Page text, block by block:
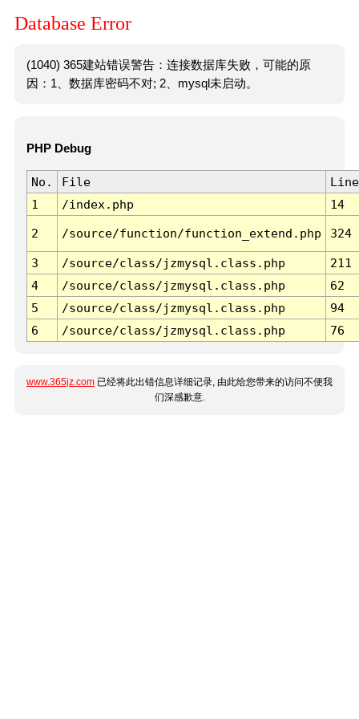
Database Error
(1040) 365建站错误警告：连接数据库失败，可能的原
因：1、数据库密码不对; 2、mysql未启动。
PHP Debug
No. File
Line
1
/index.php 14
2 /source/function/function_extend.php 324
3 /source/class/jzmysql.class.php
211
4
/source/class/jzmysql.class.php
62
5
/source/class/jzmysql.class.php
94
6
/source/class/jzmysql.class.php 76
www.365jz.com 已经将此出错信息详细记录, 由此给您带来的访问不便我
们深感歉意.